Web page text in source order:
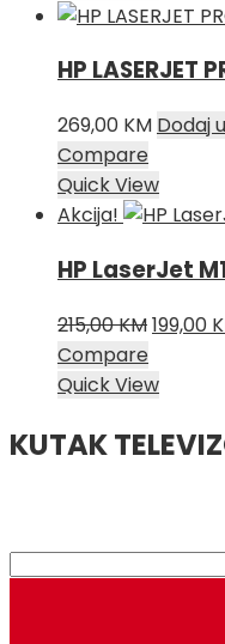
HP LASERJET
269,00 KM Dodaj
Compare
Quick View
Akcija!
HP LaserJet
215,00KMIzvorna
bila
215,00
199,00
Compare
Quick View
KUTAK
Search